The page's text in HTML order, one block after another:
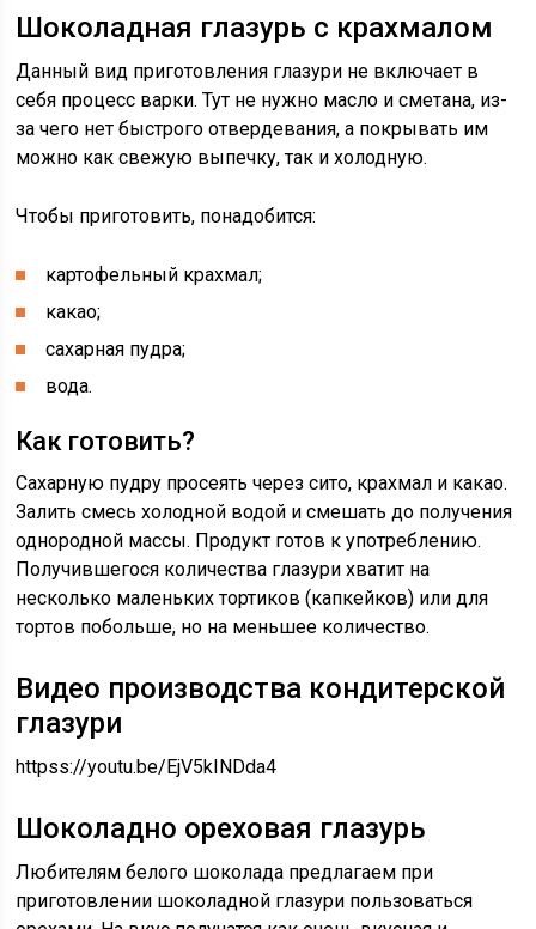
Шоколадная глазурь с крахмалом
Данный вид приготовления глазури не включает в
себя процесс варки. Тут не нужно масло и сметана, из-
за чего нет быстрого отвердевания, а покрывать им
можно как свежую выпечку, так и холодную.
Чтобы приготовить, понадобится:
картофельный крахмал;
какао;
сахарная пудра;
вода.
Как готовить?
Сахарную пудру просеять через сито, крахмал и какао.
Залить смесь холодной водой и смешать до получения
однородной массы. Продукт готов к употреблению.
Получившегося количества глазури хватит на
несколько маленьких тортиков (капкейков) или для
тортов побольше, но на меньшее количество.
Видео производства кондитерской
глазури
httpss://youtu.be/EjV5kINDda4
Шоколадно ореховая глазурь
Любителям белого шоколада предлагаем при
приготовлении шоколадной глазури пользоваться